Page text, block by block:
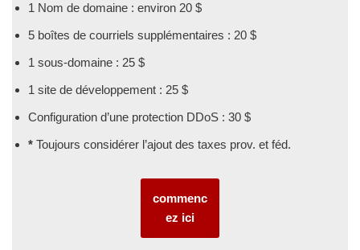
1 Nom de domaine : environ 20 $
5 boîtes de courriels supplémentaires : 20 $
1 sous-domaine : 25 $
1 site de développement : 25 $
Configuration d’une protection DDoS : 30 $
* Toujours considérer l’ajout des taxes prov. et féd.
commenc
ez ici